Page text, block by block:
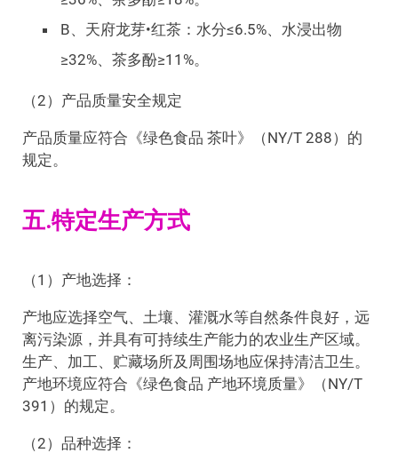
B、天府龙芽•红茶：水分≤6.5%、水浸出物
≥32%、茶多酚≥11%。
（2）产品质量安全规定
产品质量应符合《绿色食品 茶叶》（NY/T 288）的
规定。
五.特定生产方式
（1）产地选择：
产地应选择空气、土壤、灌溉水等自然条件良好，远
离污染源，并具有可持续生产能力的农业生产区域。
生产、加工、贮藏场所及周围场地应保持清洁卫生。
产地环境应符合《绿色食品 产地环境质量》（NY/T
391）的规定。
（2）品种选择：